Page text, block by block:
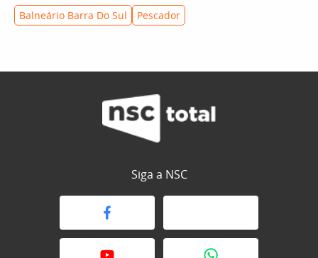
Balneário Barra Do Sul
Pescador
Siga a NSC